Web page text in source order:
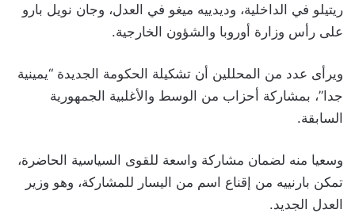
ريتيلو في الداخلية، وديدييه ميغو في العدل، وجان نويل بارو
على رأس وزارة أوروبا والشؤون الخارجية.
ويرأى عدد من المحللين أن تشكيلة الحكومة الجديدة “يمينية
جدا”، بمشاركة أحزاب من الوسط والأغلبية الجمهورية
السابقة.
وسعيا منه لضمان مشاركة واسعة للقوى السياسية الحاضرة،
تمكن بارنييه من إقناع اسم من اليسار للمشاركة، وهو وزير
العدل الجديد.